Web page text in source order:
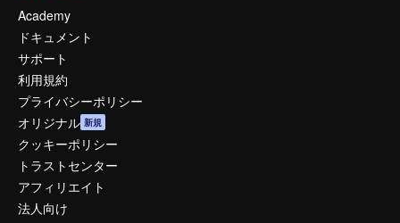
Academy
ドキュメント
サポート
利用規約
プライバシーポリシー
オリジナル 新規
クッキーポリシー
トラストセンター
アフィリエイト
法人向け